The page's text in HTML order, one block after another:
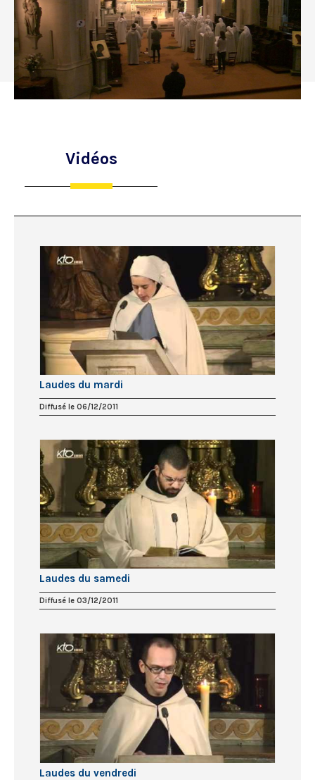
Vidéos
Laudes du mardi
Diffusé le 06/12/2011
Laudes du samedi
Diffusé le 03/12/2011
Laudes du vendredi